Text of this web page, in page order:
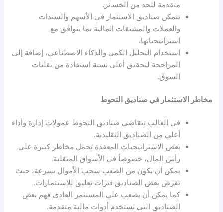
متقدمة للحد من الخسائر.
تتمكن صناديق الاستثمار في الأسهم والسندات
والعملات والمشتقات المالية بما يتوافق مع
استراتيجياتها.
استخدام التحليل الكمي والذكاء الاصطناعي، إضافة إلى
المراجحة لتحقيق أعلى نسبة استفادة من تقلبات
السوق.
مخاطر الاستثمار في صناديق التحوط
في الغالب تتقاضى صناديق التحوط عمولات إدارة وأداء
أعلى من الصناديق التقليدية.
بعض الاستراتيجيات المعقدة تحمل مخاطر كبيرة على
رأس المال، خصوصاً في الأسواق المتقلبة.
يمكن أن يكون من الصعب سحب الأموال بسرعة، حيث
تفرض بعض الصناديق فترات تعليق للاستثمارات.
كما يمكن أن يصعب على المستثمر العادي فهم بعض
الصناديق التي تستخدم أدوات مالية متقدمة.